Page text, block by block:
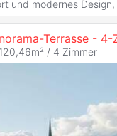
und modernes
/ 4 Zimmer